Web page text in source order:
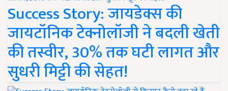
Success Story: जायडेक्स की
जायटॉनिक टेक्नोलॉजी ने बदली खेती
की तस्वीर, 30% तक घटी लागत और
सुधरी मिट्टी की सेहत!